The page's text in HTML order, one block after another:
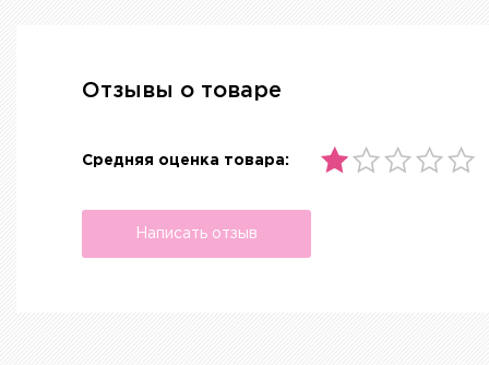
Отзывы о товаре
Средняя оценка товара:
Написать отзыв